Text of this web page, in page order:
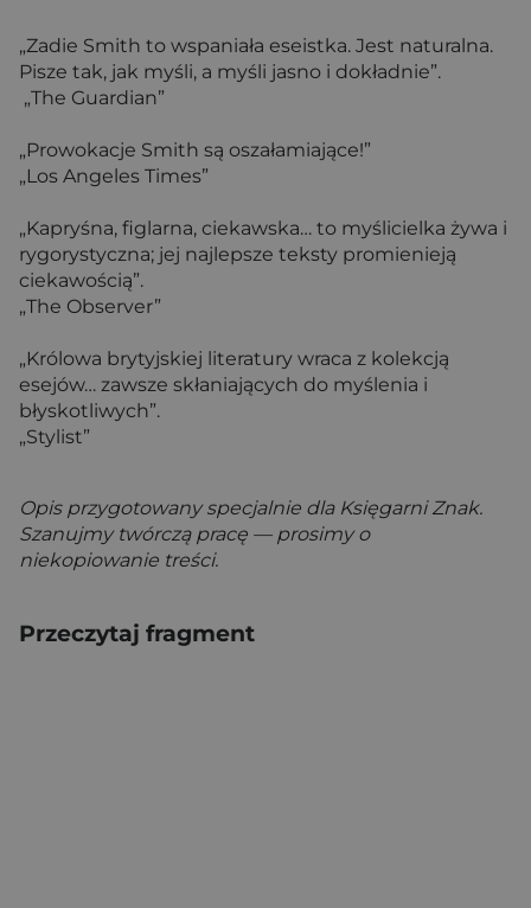
„Zadie Smith to wspaniała eseistka. Jest naturalna.
Pisze tak, jak myśli, a myśli jasno i dokładnie”.
„The Guardian”
„Prowokacje Smith są oszałamiające!”
„Los Angeles Times”
„Kapryśna, figlarna, ciekawska… to myślicielka żywa i
rygorystyczna; jej najlepsze teksty promienieją
ciekawością”.
„The Observer”
„Królowa brytyjskiej literatury wraca z kolekcją
esejów… zawsze skłaniających do myślenia i
błyskotliwych”.
„Stylist”
Opis przygotowany specjalnie dla Księgarni Znak.
Szanujmy twórczą pracę — prosimy o
niekopiowanie treści.
Przeczytaj fragment